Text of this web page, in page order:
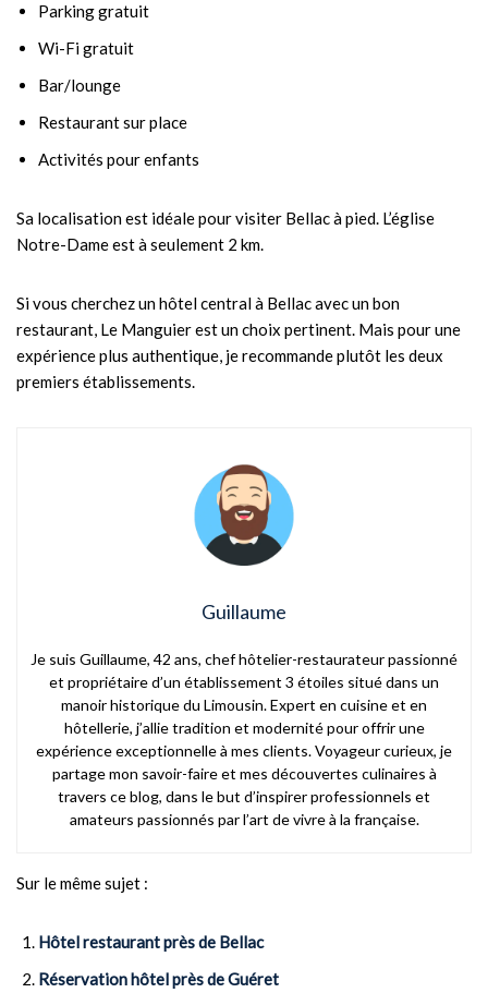
Parking gratuit
Wi-Fi gratuit
Bar/lounge
Restaurant sur place
Activités pour enfants
Sa localisation est idéale pour visiter Bellac à pied. L’église
Notre-Dame est à seulement 2 km.
Si vous cherchez un hôtel central à Bellac avec un bon
restaurant, Le Manguier est un choix pertinent. Mais pour une
expérience plus authentique, je recommande plutôt les deux
premiers établissements.
Guillaume
Je suis Guillaume, 42 ans, chef hôtelier-restaurateur passionné
et propriétaire d’un établissement 3 étoiles situé dans un
manoir historique du Limousin. Expert en cuisine et en
hôtellerie, j’allie tradition et modernité pour offrir une
expérience exceptionnelle à mes clients. Voyageur curieux, je
partage mon savoir-faire et mes découvertes culinaires à
travers ce blog, dans le but d’inspirer professionnels et
amateurs passionnés par l’art de vivre à la française.
Sur le même sujet :
Hôtel restaurant près de Bellac
Réservation hôtel près de Guéret